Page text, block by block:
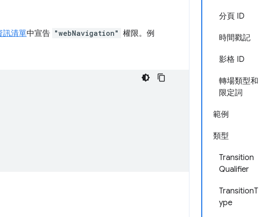
分頁 ID
時間戳記
影格 ID
轉場類型和
限定詞
範例
類型
Transition
Qualifier
TransitionT
ype
訊清單中宣告 "webNavigation" 權限。例